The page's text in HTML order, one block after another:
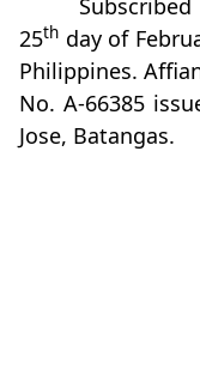
25th day of
Philippines.
No. A-66385
Jose, Batangas.